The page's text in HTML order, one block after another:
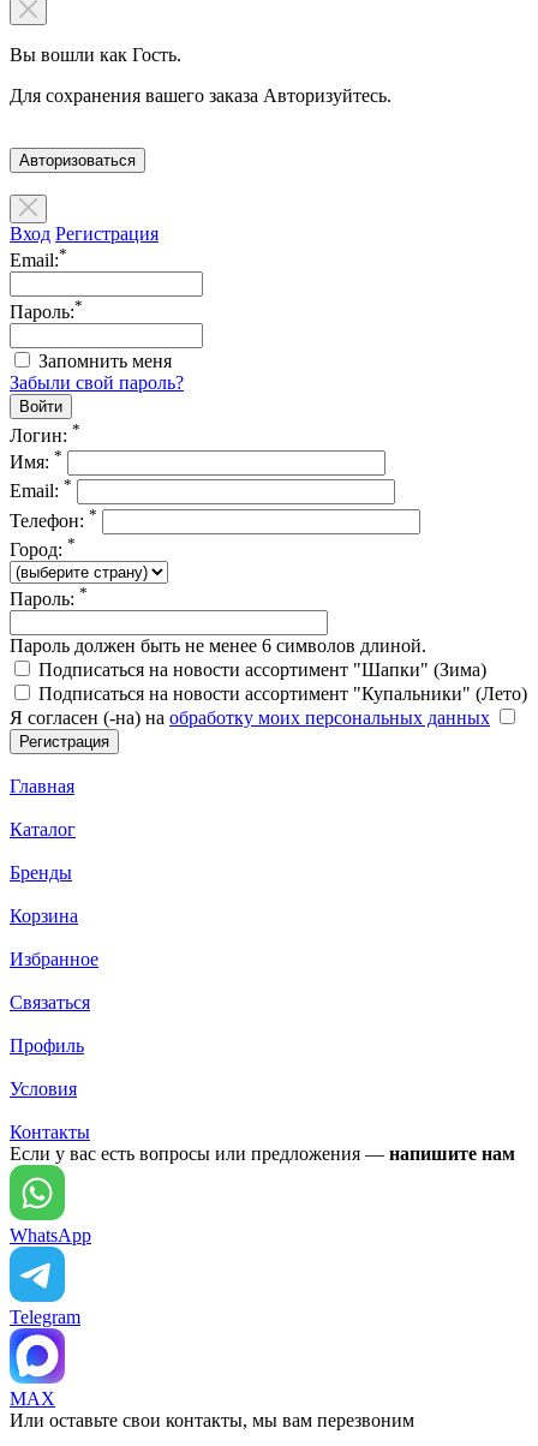
Вы вошли как Гость.
Для сохранения вашего заказа Авторизуйтесь.
Авторизоваться
Вход Регистрация
Email:*
Пароль:*
Запомнить меня
Забыли свой пароль?
Логин: *
Имя: *
Email: *
Телефон: *
Город: *
Пароль: *
Пароль должен быть не менее 6 символов длиной.
Подписаться на новости ассортимент "Шапки" (Зима)
Подписаться на новости ассортимент "Купальники" (Лето)
Я согласен (-на) на обработку моих персональных данных
Главная
Каталог
Бренды
Корзина
Избранное
Связаться
Профиль
Условия
Контакты
Если у вас есть вопросы или предложения — напишите нам
WhatsApp
Telegram
MAX
Или оставьте свои контакты, мы вам перезвоним